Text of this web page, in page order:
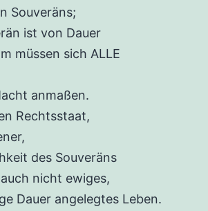
Souveräns;
ist von Dauer
müssen sich ALLE
anmaßen.
Rechtsstaat,
des Souveräns
nicht ewiges,
Dauer angelegtes Leben.